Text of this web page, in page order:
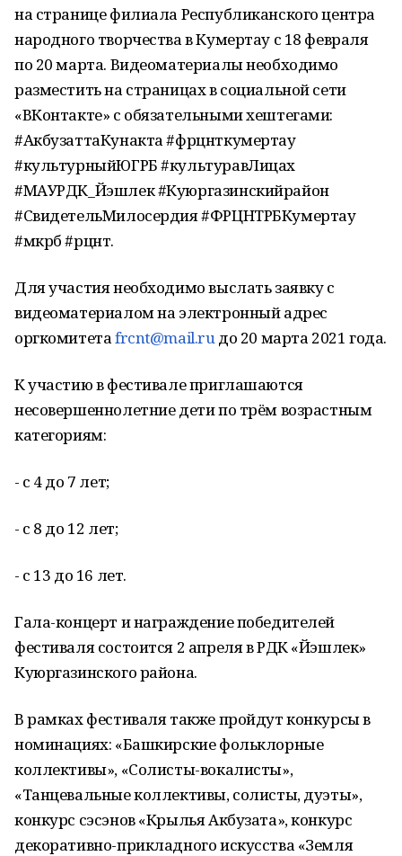
на странице филиала Республиканского центра
народного творчества в Кумертау с 18 февраля
по 20 марта. Видеоматериалы необходимо
разместить на страницах в социальной сети
«ВКонтакте» с обязательными хештегами:
#АкбузаттаКунакта #фрцнткумертау
#культурныйЮГРБ #культуравЛицах
#МАУРДК_Йэшлек #Куюргазинскийрайон
#СвидетельМилосердия #ФРЦНТРБКумертау
#мкрб #рцнт.
Для участия необходимо выслать заявку с
видеоматериалом на электронный адрес
оргкомитетаfrcnt@mail.ruдо 20 марта 2021 года.
К участию в фестивале приглашаются
несовершеннолетние дети по трём возрастным
категориям:
- с 4 до 7 лет;
- с 8 до 12 лет;
- с 13 до 16 лет.
Гала-концерт и награждение победителей
фестиваля состоится 2 апреля в РДК «Йэшлек»
Куюргазинского района.
В рамках фестиваля также пройдут конкурсы в
номинациях: «Башкирские фольклорные
коллективы», «Солисты-вокалисты»,
«Танцевальные коллективы, солисты, дуэты»,
конкурс сэсэнов «Крылья Акбузата», конкурс
декоративно-прикладного искусства «Земля